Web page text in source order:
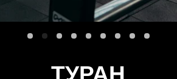
НАЖИМЕДЕНОВА